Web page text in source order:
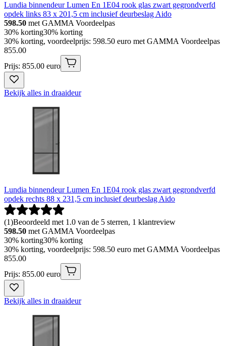
Lundia binnendeur Lumen En 1E04 rook glas zwart gegrondverfd
opdek links 83 x 201,5 cm inclusief deurbeslag Aido
598.50 met GAMMA Voordeelpas
30% korting30% korting
30% korting, voordeelprijs: 598.50 euro met GAMMA Voordeelpas
855.00
Prijs: 855.00 euro
Bekijk alles in draaideur
Lundia binnendeur Lumen En 1E04 rook glas zwart gegrondverfd
opdek rechts 88 x 231,5 cm inclusief deurbeslag Aido
(1)Beoordeeld met 1.0 van de 5 sterren, 1 klantreview
598.50 met GAMMA Voordeelpas
30% korting30% korting
30% korting, voordeelprijs: 598.50 euro met GAMMA Voordeelpas
855.00
Prijs: 855.00 euro
Bekijk alles in draaideur